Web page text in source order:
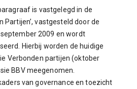
is vastgelegd in de
Partijen’, vastgesteld door de
2009 en wordt
Hierbij worden de huidige
Verbonden partijen (oktober
BBV meegenomen.
van governance en toezicht